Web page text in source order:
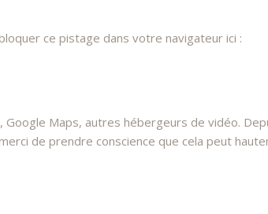
ce pistage dans votre navigateur ici :
Maps, autres hébergeurs de vidéo.
de prendre conscience que cela peut